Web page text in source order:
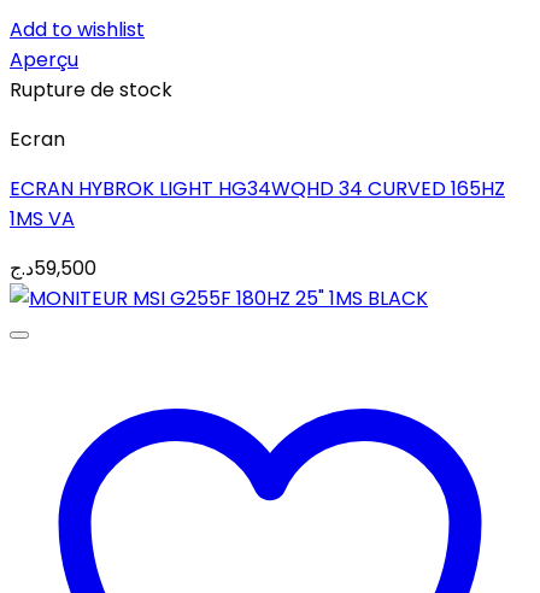
Add to wishlist
Aperçu
Rupture de stock
Ecran
ECRAN HYBROK LIGHT HG34WQHD 34 CURVED 165HZ
1MS VA
59,500د.ج